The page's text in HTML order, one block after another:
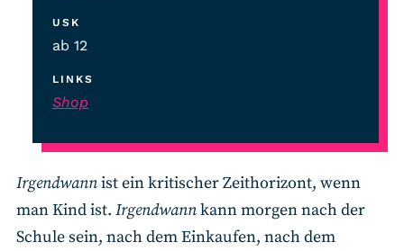
USK
ab 12
LINKS
Shop
Irgendwannist ein kritischer Zeithorizont, wenn
man Kind ist. Irgendwannkann morgen nach der
Schule sein, nach dem Einkaufen, nach dem